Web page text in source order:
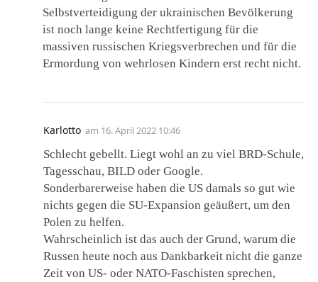
Selbstverteidigung der ukrainischen Bevölkerung
ist noch lange keine Rechtfertigung für die
massiven russischen Kriegsverbrechen und für die
Ermordung von wehrlosen Kindern erst recht nicht.
Karlotto am 16. April 2022 10:46
Schlecht gebellt. Liegt wohl an zu viel BRD-Schule,
Tagesschau, BILD oder Google.
Sonderbarerweise haben die US damals so gut wie
nichts gegen die SU-Expansion geäußert, um den
Polen zu helfen.
Wahrscheinlich ist das auch der Grund, warum die
Russen heute noch aus Dankbarkeit nicht die ganze
Zeit von US- oder NATO-Faschisten sprechen,